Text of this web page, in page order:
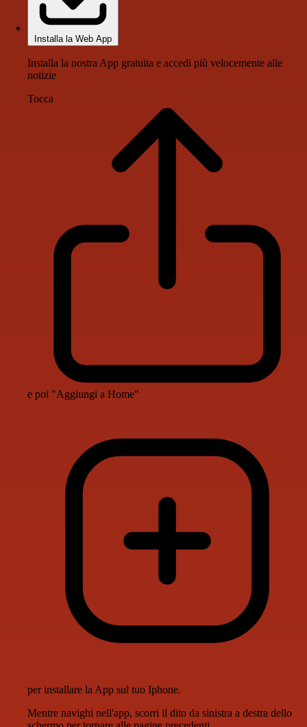
Installa la Web App
Installa la nostra App gratuita e accedi più velocemente alle
notizie
Tocca
e poi "Aggiungi a Home"
per installare la App sul tuo Iphone.
Mentre navighi nell'app, scorri il dito da sinistra a destra dello